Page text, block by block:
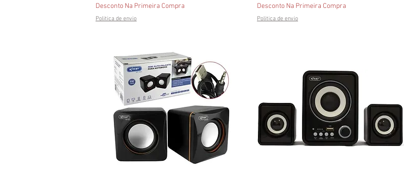
Desconto Na Primeira Compra
Politica de envio
Desconto Na Primeira Compra
Politica de envio